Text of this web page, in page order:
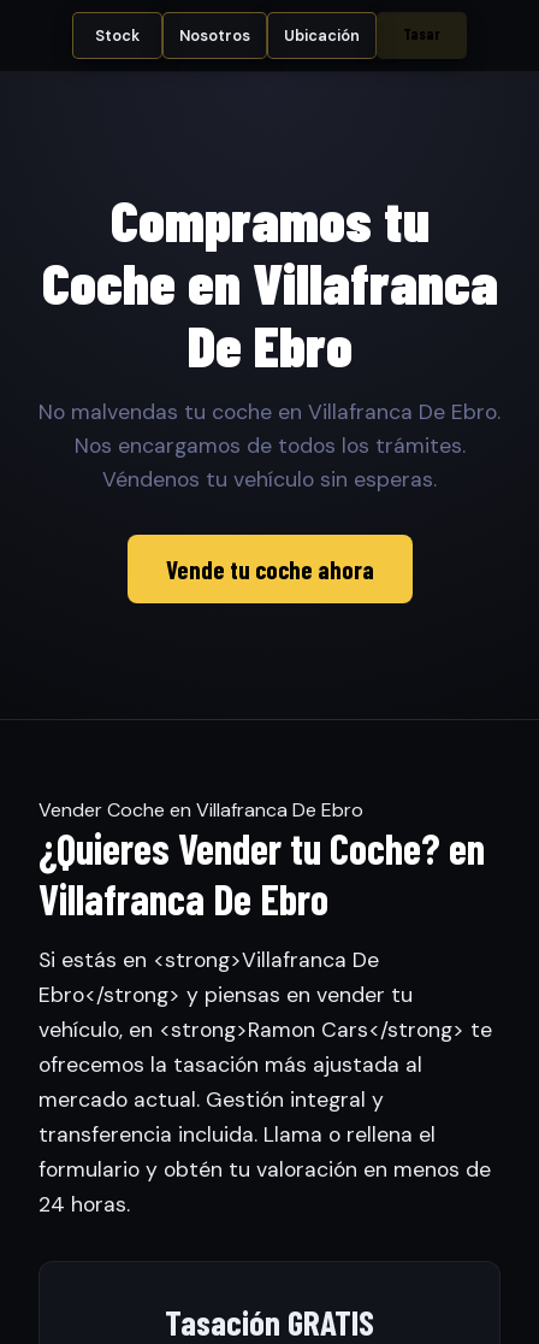
Stock Nosotros Ubicación Tasar
Compramos tu
Coche en Villafranca
De Ebro
No malvendas tu coche en Villafranca De Ebro.
Nos encargamos de todos los trámites.
Véndenos tu vehículo sin esperas.
Vende tu coche ahora
Vender Coche en Villafranca De Ebro
¿Quieres Vender tu Coche? en
Villafranca De Ebro
Si estás en <strong>Villafranca De
Ebro</strong> y piensas en vender tu
vehículo, en <strong>Ramon Cars</strong> te
ofrecemos la tasación más ajustada al
mercado actual. Gestión integral y
transferencia incluida. Llama o rellena el
formulario y obtén tu valoración en menos de
24 horas.
Tasación GRATIS